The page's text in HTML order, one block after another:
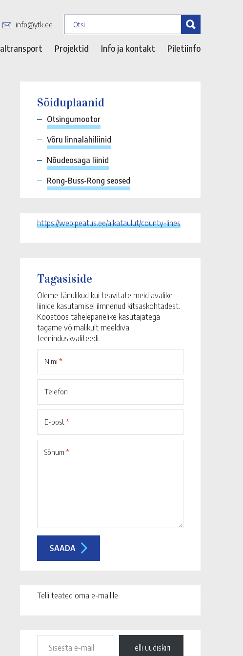
info@ytk.ee
Projektid Info ja kontakt Piletiinfo
Sõiduplaanid
Otsingumootor
Võru linnalähiliinid
Nõudeosaga liinid
Rong-Buss-Rong seosed
https://web.peatus.ee/aikataulut/county-lines
Tagasiside
Oleme tänulikud kui teavitate meid avalike
liinide kasutamisel ilmnenud kitsaskohtadest.
Koostöös tähelepanelike kasutajatega
tagame võimalikult meeldiva
teeninduskvaliteedi.
Nimi *
Telefon
E-post*
Sõnum *
Telli teated oma e-mailile.
Telli uudiskiri!